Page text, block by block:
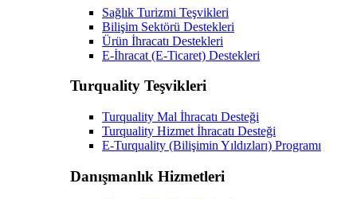
Sağlık Turizmi Teşvikleri
Bilişim Sektörü Destekleri
Ürün İhracatı Destekleri
E-İhracat (E-Ticaret) Destekleri
Turquality Teşvikleri
Turquality Mal İhracatı Desteği
Turquality Hizmet İhracatı Desteği
E-Turquality (Bilişimin Yıldızları) Programı
Danışmanlık Hizmetleri